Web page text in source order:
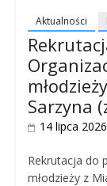
Aktualności
Sarzyna
14 lipca 2026
Rekrutacja do
młodzieży z